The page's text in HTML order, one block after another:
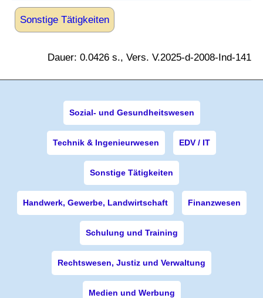
Sonstige Tätigkeiten
Dauer: 0.0426 s., Vers. V.2025-d-2008-Ind-141
Sozial- und Gesundheitswesen
Technik & Ingenieurwesen EDV / IT
Sonstige Tätigkeiten
Handwerk, Gewerbe, Landwirtschaft Finanzwesen
Schulung und Training
Rechtswesen, Justiz und Verwaltung
Medien und Werbung